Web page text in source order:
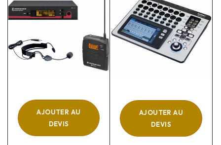
AJOUTER AU
DEVIS
AJOUTER AU
DEVIS